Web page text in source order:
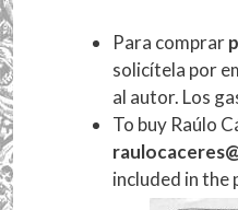
Para comprar
solicítela por
al autor. Los
To buy Raúlo
included in the